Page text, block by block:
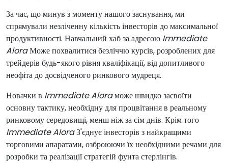
За час, що минув з моменту нашого заснування, ми
спрямували незліченну кількість інвесторів до максимальної
продуктивності. Навчальний хаб за адресою Immediate
AloraМоже похвалитися безліччю курсів, розроблених для
трейдерів будь-якого рівня кваліфікації, від допитливого
неофіта до досвідченого ринкового мудреця.
Новачки в Immediate Aloraможе швидко засвоїти
основну тактику, необхідну для процвітання в реальному
ринковому середовищі, менш ніж за сім днів. Крім того
Immediate AloraЗ'єднує інвесторів з найкращими
торговими апаратами, озброюючи їх необхідними речами для
розробки та реалізації стратегій фунта стерлінгів.